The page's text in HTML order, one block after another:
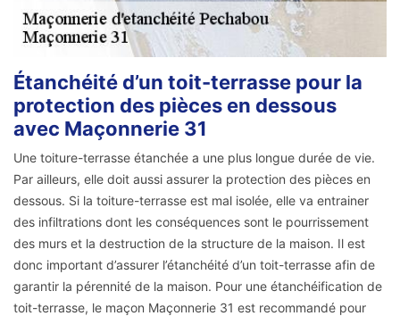
Étanchéité d’un toit-terrasse pour la
protection des pièces en dessous
avec Maçonnerie 31
Une toiture-terrasse étanchée a une plus longue durée de vie.
Par ailleurs, elle doit aussi assurer la protection des pièces en
dessous. Si la toiture-terrasse est mal isolée, elle va entrainer
des infiltrations dont les conséquences sont le pourrissement
des murs et la destruction de la structure de la maison. Il est
donc important d’assurer l’étanchéité d’un toit-terrasse afin de
garantir la pérennité de la maison. Pour une étanchéification de
toit-terrasse, le maçon Maçonnerie 31 est recommandé pour